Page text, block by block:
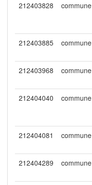
212403828 commune
212403885 commune
212403968 commune
212404040 commune
212404081 commune
212404289 commune